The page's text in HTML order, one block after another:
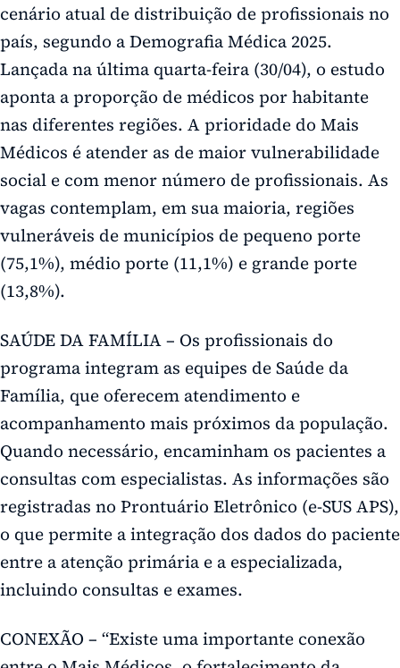
cenário atual de distribuição de profissionais no
país, segundo a Demografia Médica 2025.
Lançada na última quarta-feira (30/04), o estudo
aponta a proporção de médicos por habitante
nas diferentes regiões. A prioridade do Mais
Médicos é atender as de maior vulnerabilidade
social e com menor número de profissionais. As
vagas contemplam, em sua maioria, regiões
vulneráveis de municípios de pequeno porte
(75,1%), médio porte (11,1%) e grande porte
(13,8%).
SAÚDE DA FAMÍLIA – Os profissionais do
programa integram as equipes de Saúde da
Família, que oferecem atendimento e
acompanhamento mais próximos da população.
Quando necessário, encaminham os pacientes a
consultas com especialistas. As informações são
registradas no Prontuário Eletrônico (e-SUS APS),
o que permite a integração dos dados do paciente
entre a atenção primária e a especializada,
incluindo consultas e exames.
CONEXÃO – “Existe uma importante conexão